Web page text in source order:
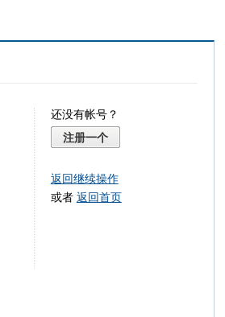
还没有帐号？
注册一个
返回继续操作
或者 返回首页